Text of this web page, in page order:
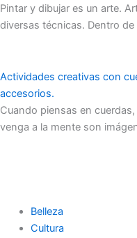
Pintar y dibujar es un arte.
diversas técnicas. Dentro de
Actividades creativas con
accesorios.
Cuando piensas en
venga a la mente son
Belleza
Cultura